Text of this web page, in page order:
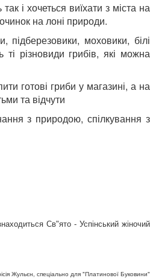
і хочеться виїхати з міста на
на лоні природи.
підберезовики, моховики, білі
різновиди грибів, які можна
гриби у магазині, а на
та відчути
з природою, спілкування з
Св"ято - Успінський жіночий
Жульєн, спеціально для "Платинової Буковини"